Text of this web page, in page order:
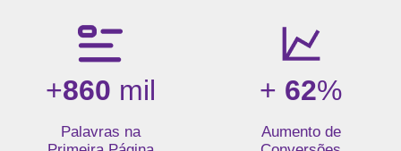
+860 mil
Palavras na
+ 62%
Aumento de